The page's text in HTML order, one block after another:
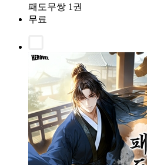
패도무쌍 1권
무료